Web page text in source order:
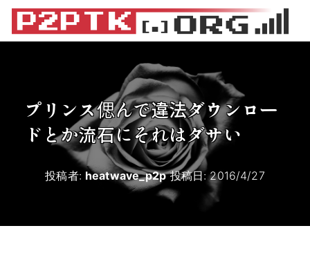
プリンス偲んで違法ダウンロー
ドとか流石にそれはダサい
投稿者: heatwave_p2p投稿日:2016/4/27